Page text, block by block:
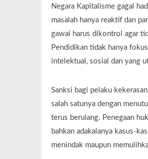
Negara Kapitalisme gagal
masalah hanya reaktif dan
gawai harus dikontrol agar
Pendidikan tidak hanya
intelektual, sosial dan yang
Sanksi bagi pelaku
salah satunya dengan
terus berulang. Penegaan
bahkan adakalanya kasus-
menindak maupun